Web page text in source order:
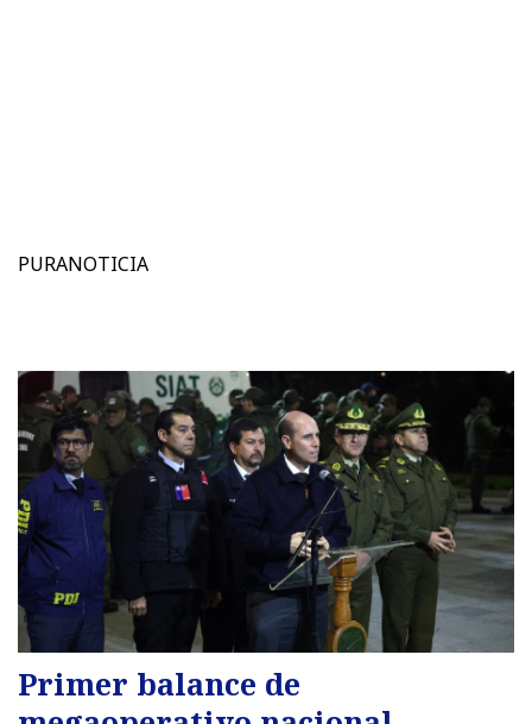
PURANOTICIA
Primer balance de